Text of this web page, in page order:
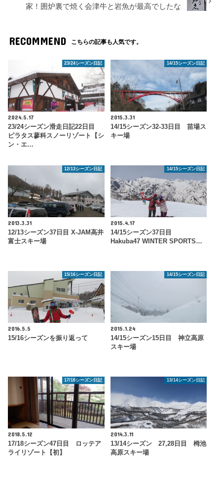
家！囲炉裏で焼く会津牛と岩魚が最高でしたな
RECOMMEND こちらの記事も人気です。
23/24シーズン日記
2024.5.17
23/24シーズン滑走日記22日目
ピラタス蓼科スノーリゾート【シ
ン・エ…
14/15シーズン日記
2015.3.31
14/15シーズン32-33日目 苗場ス
キー場
12/13シーズン日記
2013.3.31
12/13シーズン37日目 X-JAM高井
富士スキー場
14/15シーズン日記
2015.4.17
14/15シーズン37日目
Hakuba47 WINTER SPORTS…
15/16シーズン日記
2016.5.5
15/16シーズンを振り返って
14/15シーズン日記
2015.1.24
14/15シーズン15日目 神立高原
スキー場
17/18シーズン日記
2018.5.12
17/18シーズン47日目 ロッテア
ライリゾート【初】
13/14シーズン日記
2014.3.11
13/14シーズン 27,28日目 栂池
高原スキー場